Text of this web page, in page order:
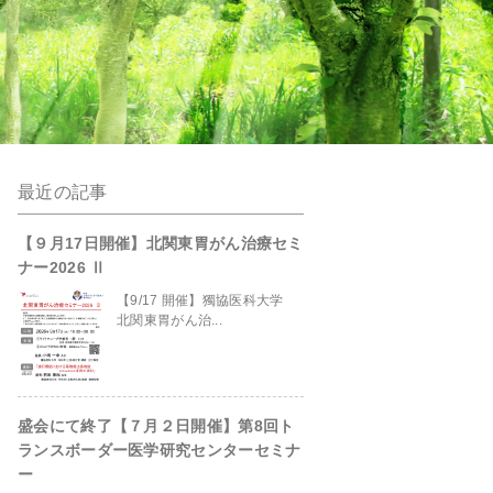
kanto-
header.phpon line
最近の記事
【９月17日開催】北関東胃がん治療セミ
ナー2026 Ⅱ
【9/17 開催】獨協医科大学
北関東胃がん治...
盛会にて終了【７月２日開催】第8回ト
ランスボーダー医学研究センターセミナ
ー